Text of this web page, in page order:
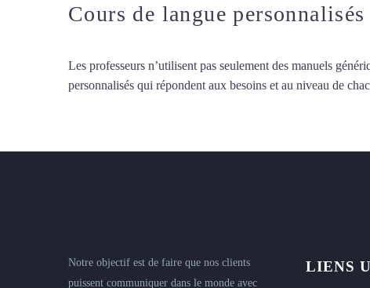
Cours de langue personnalisés
Les professeurs n’utilisent pas seulement des manuels
personnalisés qui répondent aux besoins et au niveau de
Notre objectif est de faire que nos clients
puissent communiquer dans le monde avec
LIENS